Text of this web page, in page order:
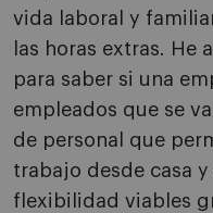
vida laboral y
las horas extras. He
para saber si una
empleados que se
de personal que
trabajo desde casa
flexibilidad viables